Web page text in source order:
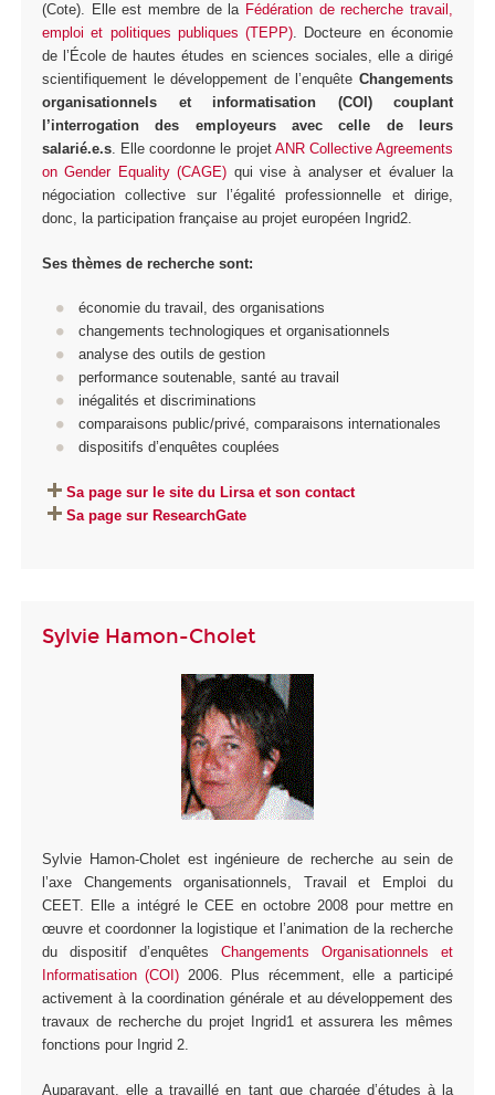
(Cote). Elle est membre de la Fédération de recherche travail,
emploi et politiques publiques (TEPP). Docteure en économie
de l’École de hautes études en sciences sociales, elle a dirigé
scientifiquement le développement de l’enquête Changements
organisationnels et informatisation (COI) couplant
l’interrogation des employeurs avec celle de leurs
salarié.e.s. Elle coordonne le projet ANR Collective Agreements
on Gender Equality (CAGE) qui vise à analyser et évaluer la
négociation collective sur l’égalité professionnelle et dirige,
donc, la participation française au projet européen Ingrid2.
Ses thèmes de recherche sont:
économie du travail, des organisations
changements technologiques et organisationnels
analyse des outils de gestion
performance soutenable, santé au travail
inégalités et discriminations
comparaisons public/privé, comparaisons internationales
dispositifs d’enquêtes couplées
Sa page sur le site du Lirsa et son contact
Sa page sur ResearchGate
Sylvie Hamon-Cholet
Sylvie Hamon-Cholet est ingénieure de recherche au sein de
l’axe Changements organisationnels, Travail et Emploi du
CEET. Elle a intégré le CEE en octobre 2008 pour mettre en
œuvre et coordonner la logistique et l’animation de la recherche
du dispositif d’enquêtes Changements Organisationnels et
Informatisation (COI) 2006. Plus récemment, elle a participé
activement à la coordination générale et au développement des
travaux de recherche du projet Ingrid1 et assurera les mêmes
fonctions pour Ingrid 2.
Auparavant, elle a travaillé en tant que chargée d’études à la